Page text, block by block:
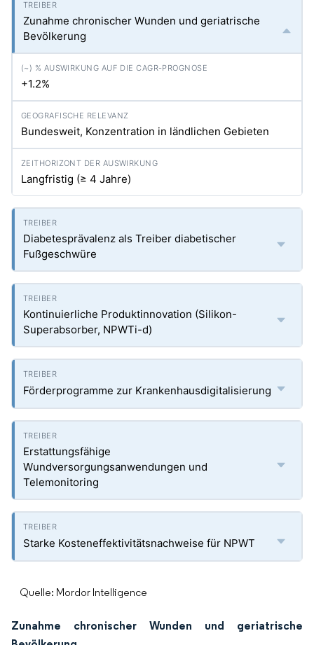
Zunahme chronischer Wunden und geriatrische
Bevölkerung
+1.2%
Bundesweit, Konzentration in ländlichen Gebieten
Langfristig (≥ 4 Jahre)
Diabetesprävalenz als Treiber diabetischer
Fußgeschwüre
Kontinuierliche Produktinnovation (Silikon-
Superabsorber, NPWTi-d)
Förderprogramme zur Krankenhausdigitalisierung
Erstattungsfähige
Wundversorgungsanwendungen und
Telemonitoring
Starke Kosteneffektivitätsnachweise für NPWT
Quelle: Mordor Intelligence
Zunahme chronischer Wunden und geriatrische